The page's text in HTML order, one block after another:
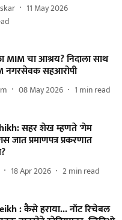
11 May 2026
MIM चा आश्रय? निदाला साथ
नगरसेवक सहआरोपी
08 May 2026 1 min read
सहर शेख म्हणते 'गेम
जात प्रमाणपत्र प्रकरणात
18 Apr 2026 2min read
: कैसे हराया... नॉट रिचेबल